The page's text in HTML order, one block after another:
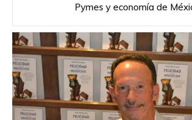
Pymes y economía de